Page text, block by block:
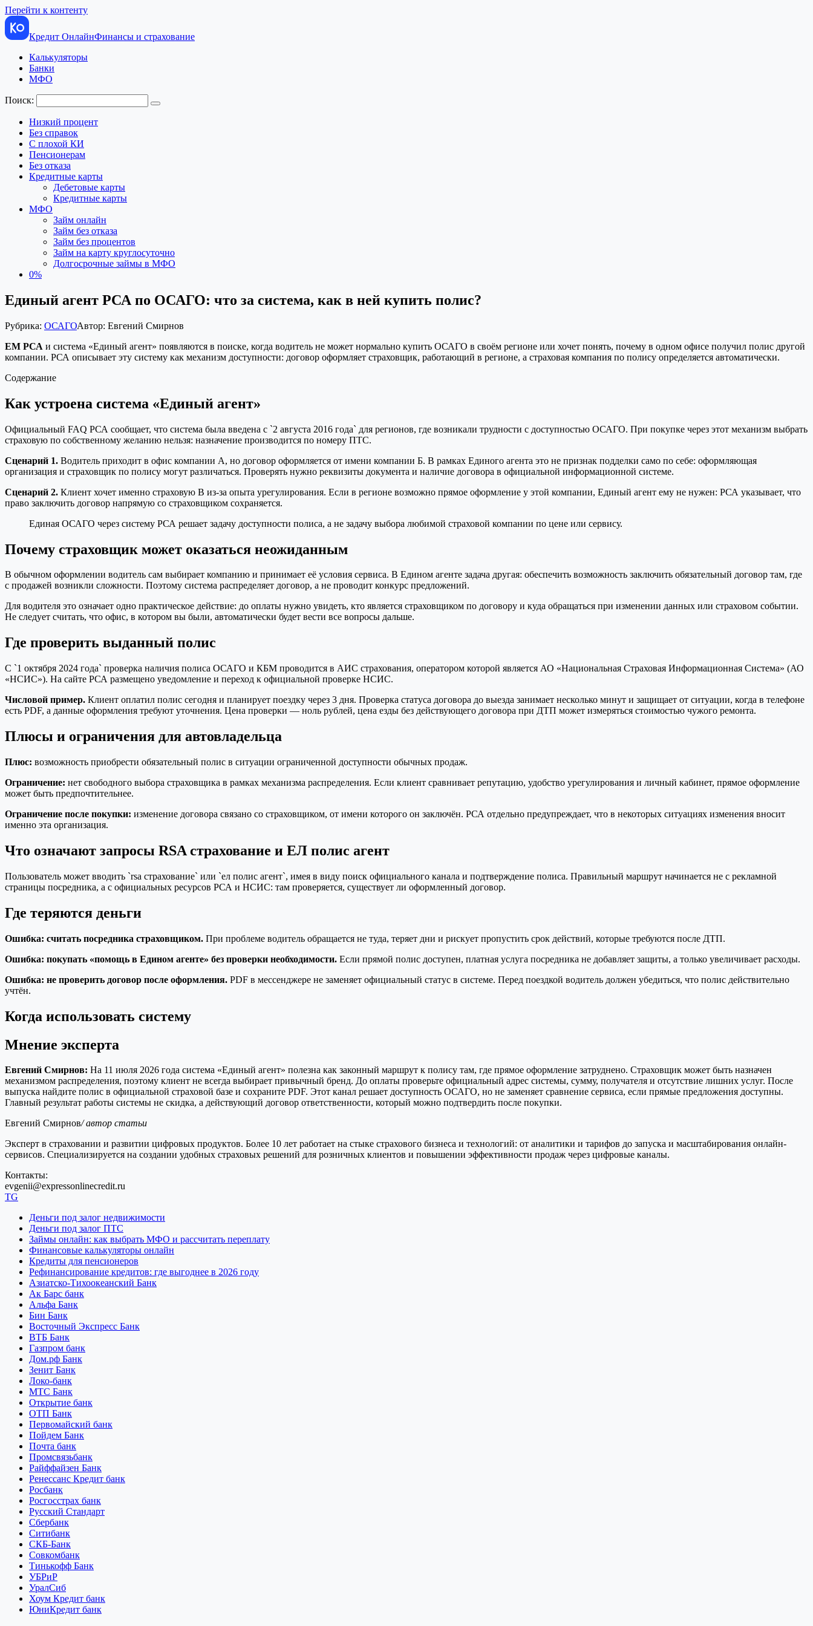
Перейти к контенту
Кредит ОнлайнФинансы и страхование
Калькуляторы
Банки
МФО
Поиск:
Низкий процент
Без справок
С плохой КИ
Пенсионерам
Без отказа
Кредитные карты
Дебетовые карты
Кредитные карты
МФО
Займ онлайн
Займ без отказа
Займ без процентов
Займ на карту круглосуточно
Долгосрочные займы в МФО
0%
Единый агент РСА по ОСАГО: что за система, как в ней купить полис?
Рубрика: ОСАГОАвтор: Евгений Смирнов
ЕМ РСА и система «Единый агент» появляются в поиске, когда водитель не может нормально купить ОСАГО в своём регионе или хочет понять, почему в одном офисе получил полис другой
компании. РСА описывает эту систему как механизм доступности: договор оформляет страховщик, работающий в регионе, а страховая компания по полису определяется автоматически.
Содержание
Как устроена система «Единый агент»
Официальный FAQ РСА сообщает, что система была введена с `2 августа 2016 года` для регионов, где возникали трудности с доступностью ОСАГО. При покупке через этот механизм выбрать
страховую по собственному желанию нельзя: назначение производится по номеру ПТС.
Сценарий 1. Водитель приходит в офис компании А, но договор оформляется от имени компании Б. В рамках Единого агента это не признак подделки само по себе: оформляющая
организация и страховщик по полису могут различаться. Проверять нужно реквизиты документа и наличие договора в официальной информационной системе.
Сценарий 2. Клиент хочет именно страховую В из-за опыта урегулирования. Если в регионе возможно прямое оформление у этой компании, Единый агент ему не нужен: РСА указывает, что
право заключить договор напрямую со страховщиком сохраняется.
Единая ОСАГО через систему РСА решает задачу доступности полиса, а не задачу выбора любимой страховой компании по цене или сервису.
Почему страховщик может оказаться неожиданным
В обычном оформлении водитель сам выбирает компанию и принимает её условия сервиса. В Едином агенте задача другая: обеспечить возможность заключить обязательный договор там, где
с продажей возникли сложности. Поэтому система распределяет договор, а не проводит конкурс предложений.
Для водителя это означает одно практическое действие: до оплаты нужно увидеть, кто является страховщиком по договору и куда обращаться при изменении данных или страховом событии.
Не следует считать, что офис, в котором вы были, автоматически будет вести все вопросы дальше.
Где проверить выданный полис
С `1 октября 2024 года` проверка наличия полиса ОСАГО и КБМ проводится в АИС страхования, оператором которой является АО «Национальная Страховая Информационная Система» (АО
«НСИС»). На сайте РСА размещено уведомление и переход к официальной проверке НСИС.
Числовой пример. Клиент оплатил полис сегодня и планирует поездку через 3 дня. Проверка статуса договора до выезда занимает несколько минут и защищает от ситуации, когда в телефоне
есть PDF, а данные оформления требуют уточнения. Цена проверки — ноль рублей, цена езды без действующего договора при ДТП может измеряться стоимостью чужого ремонта.
Плюсы и ограничения для автовладельца
Плюс: возможность приобрести обязательный полис в ситуации ограниченной доступности обычных продаж.
Ограничение: нет свободного выбора страховщика в рамках механизма распределения. Если клиент сравнивает репутацию, удобство урегулирования и личный кабинет, прямое оформление
может быть предпочтительнее.
Ограничение после покупки: изменение договора связано со страховщиком, от имени которого он заключён. РСА отдельно предупреждает, что в некоторых ситуациях изменения вносит
именно эта организация.
Что означают запросы RSA страхование и ЕЛ полис агент
Пользователь может вводить `rsa страхование` или `ел полис агент`, имея в виду поиск официального канала и подтверждение полиса. Правильный маршрут начинается не с рекламной
страницы посредника, а с официальных ресурсов РСА и НСИС: там проверяется, существует ли оформленный договор.
Где теряются деньги
Ошибка: считать посредника страховщиком. При проблеме водитель обращается не туда, теряет дни и рискует пропустить срок действий, которые требуются после ДТП.
Ошибка: покупать «помощь в Едином агенте» без проверки необходимости. Если прямой полис доступен, платная услуга посредника не добавляет защиты, а только увеличивает расходы.
Ошибка: не проверить договор после оформления. PDF в мессенджере не заменяет официальный статус в системе. Перед поездкой водитель должен убедиться, что полис действительно
учтён.
Когда использовать систему
Мнение эксперта
Евгений Смирнов: На 11 июля 2026 года система «Единый агент» полезна как законный маршрут к полису там, где прямое оформление затруднено. Страховщик может быть назначен
механизмом распределения, поэтому клиент не всегда выбирает привычный бренд. До оплаты проверьте официальный адрес системы, сумму, получателя и отсутствие лишних услуг. После
выпуска найдите полис в официальной страховой базе и сохраните PDF. Этот канал решает доступность ОСАГО, но не заменяет сравнение сервиса, если прямые предложения доступны.
Главный результат работы системы не скидка, а действующий договор ответственности, который можно подтвердить после покупки.
Евгений Смирнов/ автор статьи
Эксперт в страховании и развитии цифровых продуктов. Более 10 лет работает на стыке страхового бизнеса и технологий: от аналитики и тарифов до запуска и масштабирования онлайн-
сервисов. Специализируется на создании удобных страховых решений для розничных клиентов и повышении эффективности продаж через цифровые каналы.
Контакты:
evgenii@expressonlinecredit.ru
TG
Деньги под залог недвижимости
Деньги под залог ПТС
Займы онлайн: как выбрать МФО и рассчитать переплату
Финансовые калькуляторы онлайн
Кредиты для пенсионеров
Рефинансирование кредитов: где выгоднее в 2026 году
Азиатско-Тихоокеанский Банк
Ак Барс банк
Альфа Банк
Бин Банк
Восточный Экспресс Банк
ВТБ Банк
Газпром банк
Дом.рф Банк
Зенит Банк
Локо-банк
МТС Банк
Открытие банк
ОТП Банк
Первомайский банк
Пойдем Банк
Почта банк
Промсвязьбанк
Райффайзен Банк
Ренессанс Кредит банк
Росбанк
Росгосстрах банк
Русский Стандарт
Сбербанк
Ситибанк
СКБ-Банк
Совкомбанк
Тинькофф Банк
УБРиР
УралСиб
Хоум Кредит банк
ЮниКредит банк